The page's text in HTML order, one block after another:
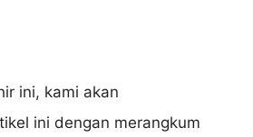
ini, kami akan
ini dengan merangkum